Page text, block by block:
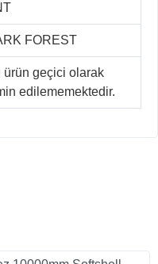
FOREST
ürün geçici olarak
edilememektedir.